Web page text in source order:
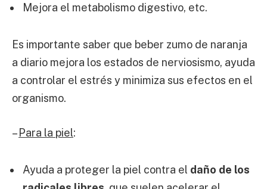
Mejora el metabolismo digestivo, etc.
Es importante saber que beber zumo de naranja
a diario mejora los estados de nerviosismo, ayuda
a controlar el estrés y minimiza sus efectos en el
organismo.
–Para la piel:
Ayuda a proteger la piel contra el daño de los